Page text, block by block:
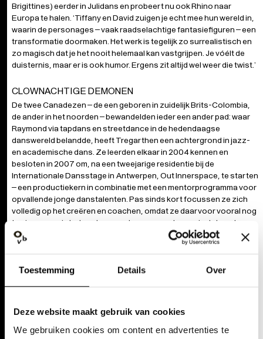
Toestemming Details Over
Deze website maakt gebruik van cookies
We gebruiken cookies om content en advertenties te
Brigittines) eerder in Julidans en probeert nu ook Rhino naar
Europa te halen. ‘Tiffany en David zuigen je echt mee hun wereld in,
waarin de personages – vaak raadselachtige fantasiefiguren – een
transformatie doormaken. Het werk is tegelijk zo surrealistisch en
zo magisch dat je het nooit helemaal kan vastgrijpen. Je vóélt de
duisternis, maar er is ook humor. Ergens zit altijd wel weer die twist.’
CLOWNACHTIGE DEMONEN
De twee Canadezen – de een geboren in zuidelijk Brits-Colombia,
de ander in het noorden – bewandelden ieder een ander pad: waar
Raymond via tapdans en streetdance in de hedendaagse
danswereld belandde, heeft Tregarthen een achtergrond in jazz-
en academische dans. Ze leerden elkaar in 2004 kennen en
besloten in 2007 om, na een tweejarige residentie bij de
Internationale Dansstage in Antwerpen, Out Innerspace, te starten
– een productiekern in combinatie met een mentorprogramma voor
opvallende jonge danstalenten. Pas sinds kort focussen ze zich
volledig op het creëren en coachen, omdat ze daarvoor vooral nog
te zien waren in het werk van anderen, en met name in dat van hun
befaamde landgenote Crystal Pite. Anita van Dolen: ‘Ik zag hen voor
het eerst in Crystals meesterwerk
Betroffenheit, waarin ze echt zo
beiden magische performers, technisch zó begaafd en met een
Door het wereldwijde succes van Betroffenheit
– met intensieve tournees tot gevolg – is hun eigen oeuvre
dus nog beperkt. Naast vijf creaties voor hun eigen groep maakten